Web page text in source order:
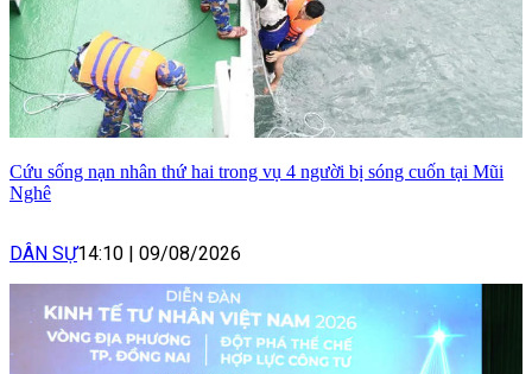
Cứu sống nạn nhân thứ hai trong vụ 4 người bị sóng cuốn tại Mũi
Nghê
DÂN SỰ14:10 09/08/2026